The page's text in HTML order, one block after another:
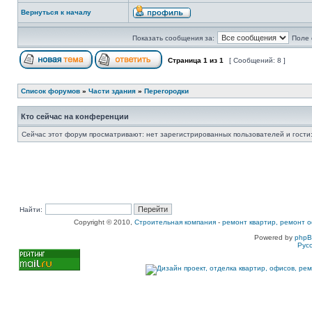
Вернуться к началу
Показать сообщения за: Поле
Страница 1 из 1 [ Сообщений: 8 ]
Список форумов » Части здания » Перегородки
Кто сейчас на конференции
Сейчас этот форум просматривают: нет зарегистрированных пользователей и
Найти:
Copyright © 2010, Строительная компания - ремонт квартир, ремонт
Powered by